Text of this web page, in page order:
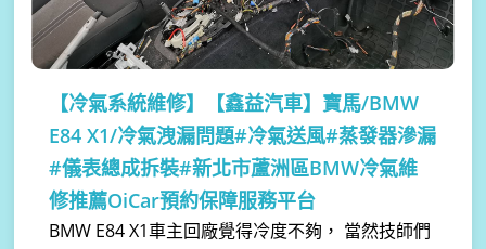
【冷氣系統維修】
【鑫益汽車】寶馬/BMW
E84 X1/冷氣洩漏問題#冷氣送風#蒸發器滲漏
#儀表總成拆裝#新北市蘆洲區BMW冷氣維
修推薦OiCar預約保障服務平台
BMW E84 X1車主回廠覺得冷度不夠， 當然技師們